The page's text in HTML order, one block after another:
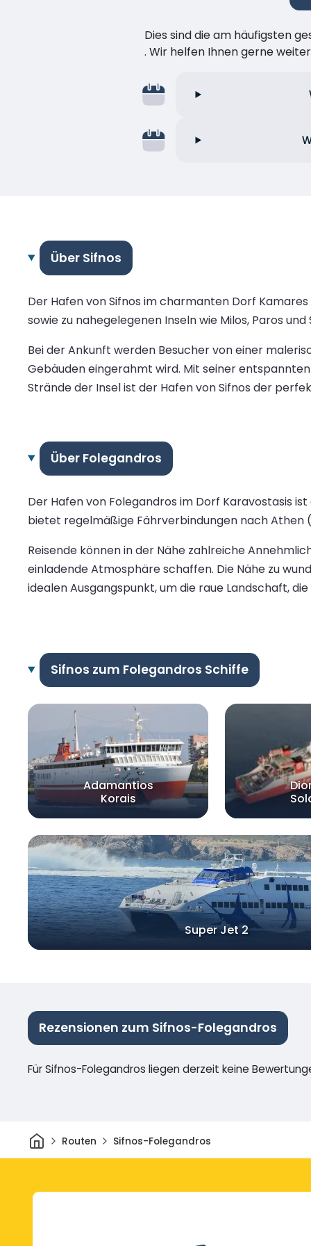
Dies sind die am häufigsten
. Wir helfen Ihnen gerne
Über Sifnos
Der Hafen von Sifnos im charmanten Dorf
sowie zu nahegelegenen Inseln wie Milos, Paros
Bei der Ankunft werden Besucher von einer
Gebäuden eingerahmt wird. Mit seiner
Strände der Insel ist der Hafen von Sifnos der
Über Folegandros
Der Hafen von Folegandros im Dorf Karavostasis
bietet regelmäßige Fährverbindungen nach Athen
Reisende können in der Nähe zahlreiche
einladende Atmosphäre schaffen. Die Nähe zu
idealen Ausgangspunkt, um die raue Landschaft,
Sifnos zum Folegandros Schiffe
Adamantios
Korais
Super Jet 2
Rezensionen zum Sifnos-Folegandros
Für Sifnos-Folegandros liegen derzeit keine
HeimRouten Sifnos-Folegandros